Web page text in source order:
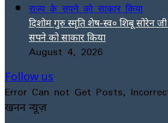
दिशोम गुरु स्मृति शेष-स्व० शिबू सोरेन
सपने को साकार किया
August 4, 2026
Follow us
Error Can not Get Posts,
खनन न्यूज़